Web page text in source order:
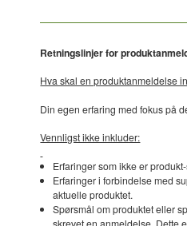
Retningslinjer for
Hva skal en produktanmeldelse
Din egen erfaring med fokus på
Vennligst ikke inkluder:
Erfaringer som ikke er
Erfaringer i forbindelse med
aktuelle produktet.
Spørsmål om produktet eller